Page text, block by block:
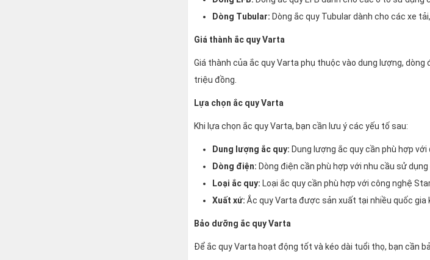
Dòng Tubular: Dòng ắc quy Tubular dành cho các xe
Giá thành ắc quy Varta
Giá thành của ắc quy Varta phụ thuộc vào dung lượng,
triệu đồng.
Lựa chọn ắc quy Varta
Khi lựa chọn ắc quy Varta, bạn cần lưu ý các yếu tố sau:
Dung lượng ắc quy: Dung lượng ắc quy cần phù hợp
Dòng điện: Dòng điện cần phù hợp với nhu cầu sử dụng
Loại ắc quy: Loại ắc quy cần phù hợp với công nghệ
Xuất xứ: Ắc quy Varta được sản xuất tại nhiều quốc
Bảo dưỡng ắc quy Varta
Để ắc quy Varta hoạt động tốt và kéo dài tuổi thọ, bạn cần